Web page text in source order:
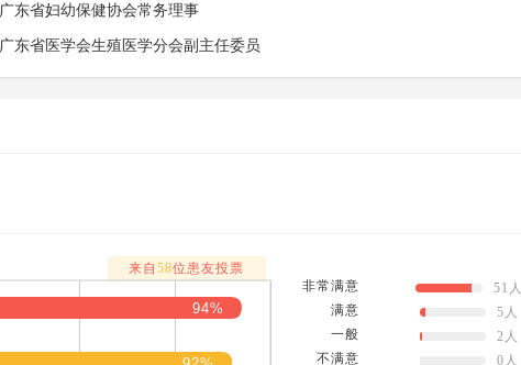
广东省妇幼保健协会常务理事
广东省医学会生殖医学分会副主任委员
来自 58位患友投票
非常满意
51 人
满意
5 人
一般
2 人
不满意
0 人